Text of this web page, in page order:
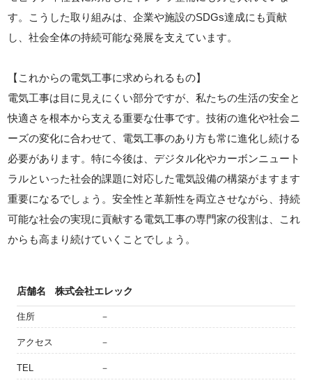
す。こうした取り組みは、企業や施設のSDGs達成にも貢献
し、社会全体の持続可能な発展を支えています。
【これからの電気工事に求められるもの】
電気工事は目に見えにくい部分ですが、私たちの生活の安全と
快適さを根本から支える重要な仕事です。技術の進化や社会ニ
ーズの変化に合わせて、電気工事のあり方も常に進化し続ける
必要があります。特に今後は、デジタル化やカーボンニュート
ラルといった社会的課題に対応した電気設備の構築がますます
重要になるでしょう。安全性と革新性を両立させながら、持続
可能な社会の実現に貢献する電気工事の専門家の役割は、これ
からも高まり続けていくことでしょう。
店舗名 株式会社エレック
住所 －
アクセス －
TEL －